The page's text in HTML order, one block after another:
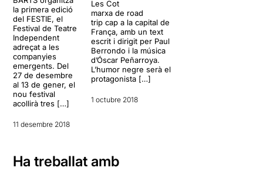
la primera edició
del FESTIE, el
Festival de Teatre
Independent
adreçat a les
companyies
emergents. Del
27 de desembre
al 13 de gener, el
nou festival
acollirà tres […]
11 desembre 2018
Les Cot
marxa de road
trip cap a la capital de
França, amb un text
escrit i dirigit per Paul
Berrondo i la música
d’Óscar Peñarroya.
L’humor negre serà el
protagonista […]
1 octubre 2018
Ha treballat amb